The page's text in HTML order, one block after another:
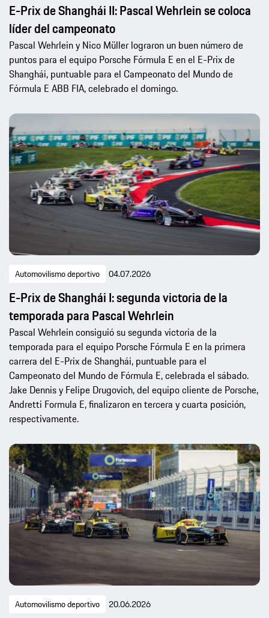
E-Prix de Shanghái II: Pascal Wehrlein se coloca
líder del campeonato
Pascal Wehrlein y Nico Müller lograron un buen número de
puntos para el equipo Porsche Fórmula E en el E-Prix de
Shanghái, puntuable para el Campeonato del Mundo de
Fórmula E ABB FIA, celebrado el domingo.
Automovilismo deportivo 04.07.2026
E-Prix de Shanghái I: segunda victoria de la
temporada para Pascal Wehrlein
Pascal Wehrlein consiguió su segunda victoria de la
temporada para el equipo Porsche Fórmula E en la primera
carrera del E-Prix de Shanghái, puntuable para el
Campeonato del Mundo de Fórmula E, celebrada el sábado.
Jake Dennis y Felipe Drugovich, del equipo cliente de Porsche,
Andretti Formula E, finalizaron en tercera y cuarta posición,
respectivamente.
Automovilismo deportivo 20.06.2026